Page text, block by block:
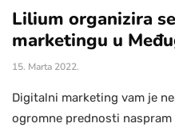
Lilium organizira
marketingu u
15. Marta 2022.
Digitalni marketing vam je
ogromne prednosti